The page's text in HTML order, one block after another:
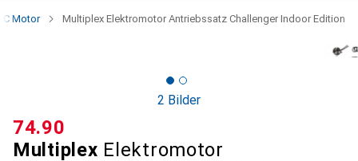
Motor Multiplex Elektromotor Antriebssatz Challenger Indoor Edition
2 Bilder
Multiplex Elektromotor
CHF
74.90